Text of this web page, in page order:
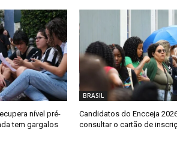
nível pré-
tem gargalos
BRASIL
Candidatos do Encceja
consultar o cartão de